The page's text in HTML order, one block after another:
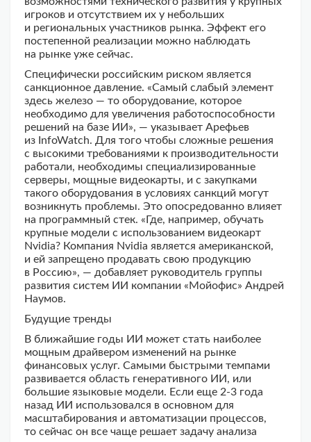
игроков и отсутствием их у небольших
и региональных участников рынка. Эффект его
постепенной реализации можно наблюдать
на рынке уже сейчас.
Специфически российским риском является
санкционное давление. «Самый слабый элемент
здесь железо — то оборудование, которое
необходимо для увеличения работоспособности
решений на базе ИИ», — указывает Арефьев
из InfoWatch. Для того чтобы сложные решения
с высокими требованиями к производительности
работали, необходимы специализированные
серверы, мощные видеокарты, и с закупками
такого оборудования в условиях санкций могут
возникнуть проблемы. Это опосредованно влияет
на программный стек. «Где, например, обучать
крупные модели с использованием видеокарт
Nvidia? Компания Nvidia является американской,
и ей запрещено продавать свою продукцию
в Россию», — добавляет руководитель группы
развития систем ИИ компании «Мойофис» Андрей
Наумов.
Будущие тренды
В ближайшие годы ИИ может стать наиболее
мощным драйвером изменений на рынке
финансовых услуг. Самыми быстрыми темпами
развивается область генеративного ИИ, или
большие языковые модели. Если еще 2-3 года
назад ИИ использовался в основном для
масштабирования и автоматизации процессов,
то сейчас он все чаще решает задачу анализа